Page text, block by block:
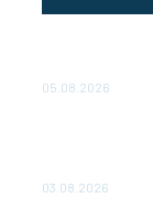
05.08.2026
03.08.2026